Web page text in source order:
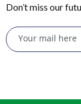
Don’t miss our